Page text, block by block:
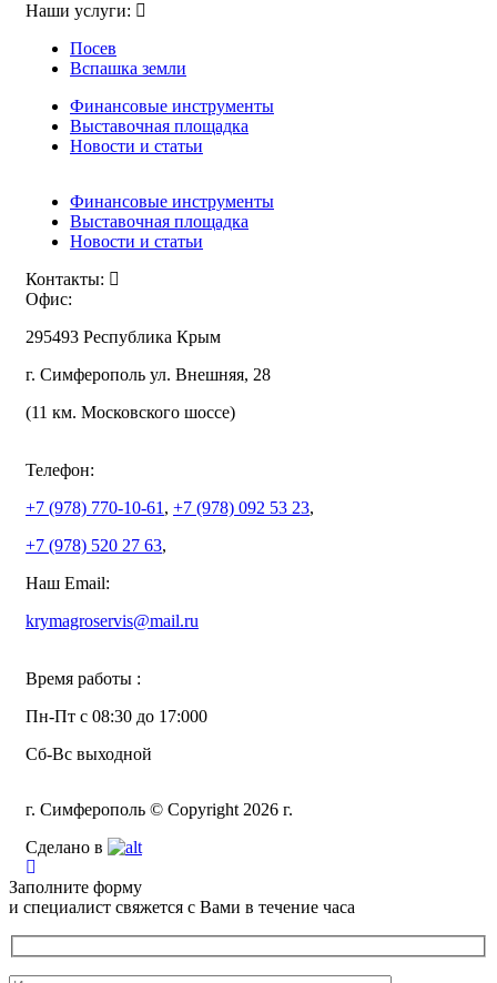
Наши услуги:
Посев
Вспашка земли
Финансовые инструменты
Выставочная площадка
Новости и статьи
Финансовые инструменты
Выставочная площадка
Новости и статьи
Контакты:
Офис:
295493 Республика Крым
г. Симферополь ул. Внешняя, 28
(11 км. Московского шоссе)
Телефон:
+7 (978) 770-10-61 , +7 (978) 092 53 23,
+7 (978) 520 27 63,
Наш Email:
krymagroservis@mail.ru
Время работы :
Пн-Пт с 08:30 до 17:000
Сб-Вс выходной
г. Симферополь © Copyright 2026 г.
Сделано в
Заполните форму
и специалист свяжется с Вами в течение часа